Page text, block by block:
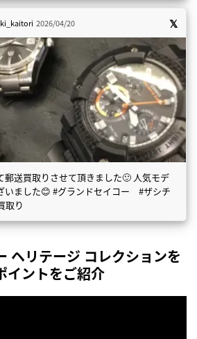
2026/04/20
送買取りさせて頂きました🙂 人気モデ
いました😊 #グランドセイコー #ザシチ
取り
ヘリテージ コレクションを
イントをご紹介